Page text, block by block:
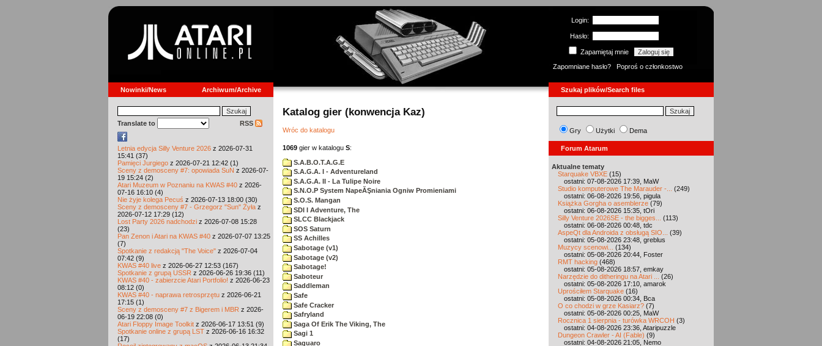
Login:
Hasło:
Zapamiętaj mnie
Zapomniane hasło?
Poproś o członkostwo
Nowinki/News Archiwum/Archive Szukaj plików/Search files
Translate to RSS
Letnia edycja Silly Venture 2026 z 2026-07-31
15:41 (37)
Pamięci Jurgiego z 2026-07-21 12:42 (1)
Sceny z demosceny #7: opowiada SuN z 2026-07-
19 15:24 (2)
Atari Muzeum w Poznaniu na KWAS #40 z 2026-
07-16 16:10 (4)
Nie żyje kolega Pecuś z 2026-07-13 18:00 (30)
Sceny z demosceny #7 - Grzegorz "Sun" Żyła z
2026-07-12 17:29 (12)
Lost Party 2026 nadchodzi z 2026-07-08 15:28
(23)
Pan Zenon i Atari na KWAS #40 z 2026-07-07 13:25
(7)
Spotkanie z redakcją "The Voice" z 2026-07-04
07:42 (9)
KWAS #40 live z 2026-06-27 12:53 (167)
Spotkanie z grupą USSR z 2026-06-26 19:36 (11)
KWAS #40 - zabierzcie Atari Portfolio! z 2026-06-23
08:12 (0)
KWAS #40 - naprawa retrosprzętu z 2026-06-21
17:15 (1)
Sceny z demosceny #7 z Bigerem i MBR z 2026-
06-19 22:08 (0)
Atari Floppy Image Toolkit z 2026-06-17 13:51 (9)
Spotkanie online z grupą LST z 2026-06-16 16:32
(17)
Katalog gier (konwencja Kaz)
Wróc do katalogu
1069 gier w katalogu S:
S.A.B.O.T.A.G.E
S.A.G.A. I - Adventureland
S.A.G.A. II - La Tulipe Noire
S.N.O.P System NapeĂŞniania Ogniw Promieniami
S.O.S. Mangan
SDI I Adventure, The
SLCC Blackjack
SOS Saturn
SS Achilles
Sabotage (v1)
Sabotage (v2)
Sabotage!
Saboteur
Saddleman
Safe
Safe Cracker
Safryland
Saga Of Erik The Viking, The
Sagi 1
Saguaro
Gry Użytki Dema
Forum Atarum
Aktualne tematy
Starquake VBXE (15)
ostatni: 07-08-2026 17:39, MaW
Studio komputerowe The Marauder -...
(249)
ostatni: 06-08-2026 19:56, pigula
Książka Gorgha o asemblerze (79)
ostatni: 06-08-2026 15:35, tOri
Silly Venture 2026SE - the bigges...
(113)
ostatni: 06-08-2026 00:48, tdc
AspeQt dla Androida z obsługą SIO...
(39)
ostatni: 05-08-2026 23:48, greblus
Muzycy scenowi...
(134)
ostatni: 05-08-2026 20:44, Foster
RMT hacking (468)
ostatni: 05-08-2026 18:57, emkay
Narzędzie do ditheringu na Atari ...
(26)
ostatni: 05-08-2026 17:10, amarok
Uprościłem Starquake (16)
ostatni: 05-08-2026 00:34, Bca
O co chodzi w grze Kasiarz? (7)
ostatni: 05-08-2026 00:25, MaW
Rocznica 1 sierpnia - turówka WRCOH (3)
ostatni: 04-08-2026 23:36, Ataripuzzle
Dungeon Crawler - AI (Fable) (9)
ostatni: 04-08-2026 21:05, Nemo